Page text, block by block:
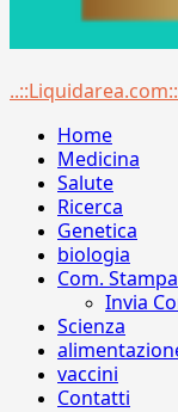
Menu
Home
Medicina
Salute
Ricerca
Genetica
biologia
Com. Stampa
Invia
Scienza
vaccini
Contatti